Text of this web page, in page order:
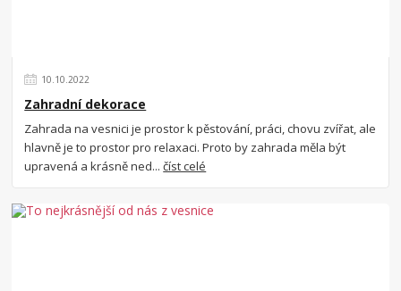
10.10.2022
Zahradní dekorace
Zahrada na vesnici je prostor k pěstování, práci, chovu zvířat, ale
hlavně je to prostor pro relaxaci. Proto by zahrada měla být
upravená a krásně ned...číst celé